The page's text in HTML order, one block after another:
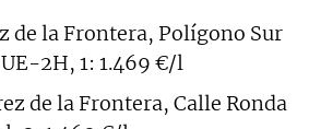
de la Frontera, Polígono Sur
2H, 1: 1.469 €/l
de la Frontera, Calle Ronda